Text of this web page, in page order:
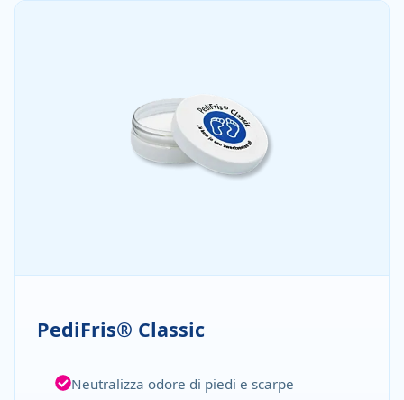
PediFris® Classic
Neutralizza odore di piedi e scarpe